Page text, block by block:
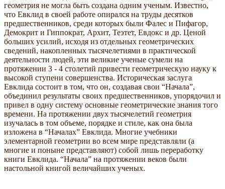
геометрия не могла быть создана одним ученым. Известно,
что Евклид в своей работе опирался на труды десятков
предшественников, среди которых были Фалес и Пифагор,
Демокрит и Гиппократ, Архит, Теэтет, Евдокс и др. Ценой
больших усилий, исходя из отдельных геометрических
сведений, накопленных тысячелетиями в практической
деятельности людей, эти великие ученые сумели на
протяжении 3 - 4 столетий привести геометрическую науку к
высокой ступени совершенства. Историческая заслуга
Евклида состоит в том, что он, создавая свои “Начала”,
объединил результаты своих предшественников, упорядочил и
привел в одну систему основные геометрические знания того
времени. На протяжении двух тысячелетий геометрия
изучалась в том объеме, порядке и стиле, как она была
изложена в “Началах” Евклида. Многие учебники
элементарной геометрии во всем мире представляли (а
многие и поныне представляют) собой лишь переработку
книги Евклида. “Начала” на протяжении веков были
настольной книгой величайших ученых.